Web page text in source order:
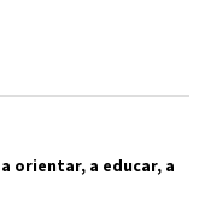
orientar, a educar, a